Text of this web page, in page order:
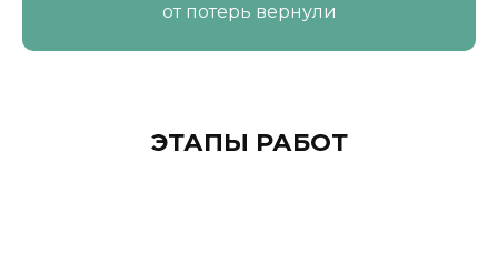
от потерь вернули
ЭТАПЫ РАБОТ